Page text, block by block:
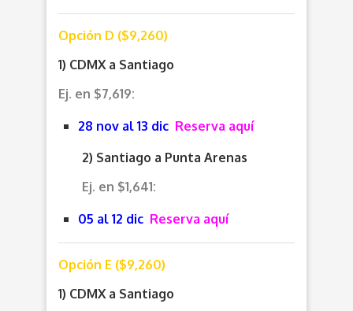
Opción D ($9,260)
1) CDMX a Santiago
Ej. en $7,619:
28 nov al 13 dic Reserva aquí
2) Santiago a Punta Arenas
Ej. en $1,641:
05 al 12 dic Reserva aquí
Opción E ($9,260)
1) CDMX a Santiago